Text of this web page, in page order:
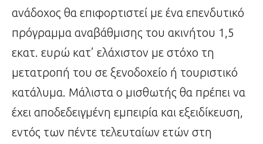
ανάδοχος θα επιφορτιστεί με ένα επενδυτικό
πρόγραμμα αναβάθμισης του ακινήτου 1,5
εκατ. ευρώ κατ’ ελάχιστον με στόχο τη
μετατροπή του σε ξενοδοχείο ή τουριστικό
κατάλυμα. Μάλιστα ο μισθωτής θα πρέπει να
έχει αποδεδειγμένη εμπειρία και εξειδίκευση,
εντός των πέντε τελευταίων ετών στη